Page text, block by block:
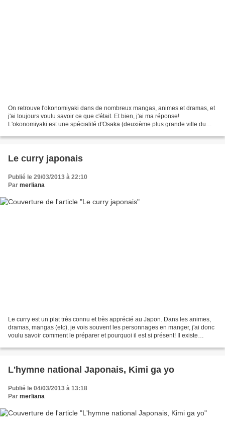
On retrouve l'okonomiyaki dans de nombreux mangas, animes et dramas, et
j'ai toujours voulu savoir ce que c'était. Et bien, j'ai ma réponse!
L'okonomiyaki est une spécialité d'Osaka (deuxième plus grande ville du
Le curry japonais
Publié le 29/03/2013 à 22:10
Par merliana
Le curry est un plat très connu et très apprécié au Japon. Dans les animes,
dramas, mangas (etc), je vois souvent les personnages en manger, j'ai donc
voulu savoir comment le préparer et pourquoi il est si présent! Il existe
L'hymne national Japonais, Kimi ga yo
Publié le 04/03/2013 à 13:18
Par merliana